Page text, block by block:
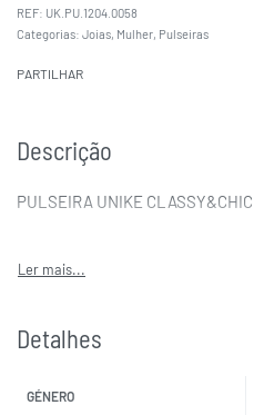
UK.PU.1204.0058
Categorias: Joias, Mulher, Pulseiras
PARTILHAR
Descrição
PULSEIRA UNIKE
Detalhes
GÉNERO